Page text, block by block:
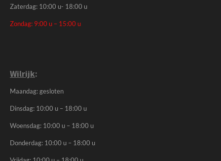
Zaterdag: 10:00 u- 18:00 u
Zondag: 9:00 u – 15:00 u
Wilrijk:
Maandag: gesloten
Dinsdag: 10:00 u – 18:00 u
Woensdag: 10:00 u – 18:00 u
Donderdag: 10:00 u – 18:00 u